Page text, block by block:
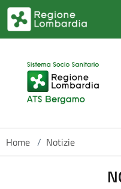
Salta al contenuto principale
Home / Notizie